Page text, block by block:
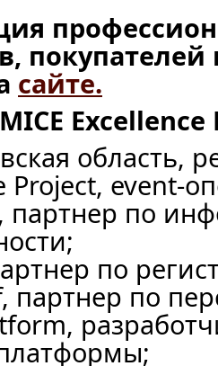
покупателей
сайте.
область,
Project, event-
партнер по
по
партнер по
;